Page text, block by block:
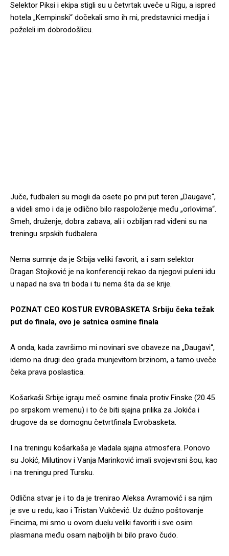
Selektor Piksi i ekipa stigli su u četvrtak uveče u Rigu, a ispred
hotela „Kempinski“ dočekali smo ih mi, predstavnici medija i
poželeli im dobrodošlicu.
Juče, fudbaleri su mogli da osete po prvi put teren „Daugave“,
a videli smo i da je odlično bilo raspoloženje među „orlovima“.
Smeh, druženje, dobra zabava, ali i ozbiljan rad viđeni su na
treningu srpskih fudbalera.
Nema sumnje da je Srbija veliki favorit, a i sam selektor
Dragan Stojković je na konferenciji rekao da njegovi puleni idu
u napad na sva tri boda i tu nema šta da se krije.
POZNAT CEO KOSTUR EVROBASKETA Srbiju čeka težak
put do finala, ovo je satnica osmine finala
A onda, kada završimo mi novinari sve obaveze na „Daugavi“,
idemo na drugi deo grada munjevitom brzinom, a tamo uveče
čeka prava poslastica.
Košarkaši Srbije igraju meč osmine finala protiv Finske (20.45
po srpskom vremenu) i to će biti sjajna prilika za Jokića i
drugove da se domognu četvrtfinala Evrobasketa.
I na treningu košarkaša je vladala sjajna atmosfera. Ponovo
su Jokić, Milutinov i Vanja Marinković imali svojevrsni šou, kao
i na treningu pred Tursku.
Odlična stvar je i to da je trenirao Aleksa Avramović i sa njim
je sve u redu, kao i Tristan Vukčević. Uz dužno poštovanje
Fincima, mi smo u ovom duelu veliki favoriti i sve osim
plasmana među osam najboljih bi bilo pravo čudo.